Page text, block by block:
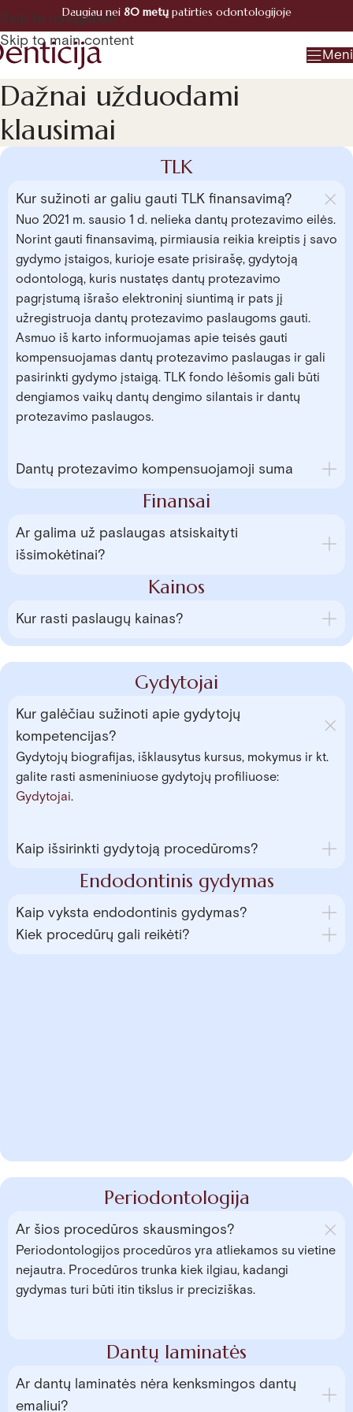
Skip to navigation
Skip to main content
+370 660 07770 Registracija
Daugiau nei 80 metųpatirties odontologijoje
Dažnai užduodami
klausimai
TLK
Kur sužinoti ar galiu gauti TLK finansavimą?
Nuo 2021 m. sausio 1 d. nelieka dantų protezavimo eilės.
Norint gauti finansavimą, pirmiausia reikia kreiptis į savo
gydymo įstaigos, kurioje esate prisirašę, gydytoją
odontologą, kuris nustatęs dantų protezavimo
pagrįstumą išrašo elektroninį siuntimą ir pats jį
užregistruoja dantų protezavimo paslaugoms gauti.
Asmuo iš karto informuojamas apie teisės gauti
kompensuojamas dantų protezavimo paslaugas ir gali
pasirinkti gydymo įstaigą. TLK fondo lėšomis gali būti
dengiamos vaikų dantų dengimo silantais ir dantų
protezavimo paslaugos.
Dantų protezavimo kompensuojamoji suma
Finansai
Ar galima už paslaugas atsiskaityti
išsimokėtinai?
Kainos
Kur rasti paslaugų kainas?
Gydytojai
Kur galėčiau sužinoti apie gydytojų
kompetencijas?
Gydytojų biografijas, išklausytus kursus, mokymus ir kt.
galite rasti asmeniniuose gydytojų profiliuose:
Gydytojai.
Kaip išsirinkti gydytoją procedūroms?
Endodontinis gydymas
Kaip vyksta endodontinis gydymas?
Kiek procedūrų gali reikėti?
Periodontologija
Ar šios procedūros skausmingos?
Periodontologijos procedūros yra atliekamos su vietine
nejautra. Procedūros trunka kiek ilgiau, kadangi
gydymas turi būti itin tikslus ir preciziškas.
Dantų laminatės
Ar dantų laminatės nėra kenksmingos dantų
emaliui?